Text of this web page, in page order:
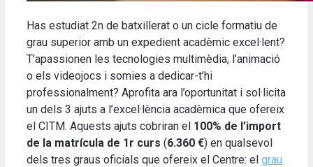
Has estudiat 2n de batxillerat o un cicle formatiu de
grau superior amb un expedient acadèmic excel·lent?
T’apassionen les tecnologies multimèdia, l’animació
o els videojocs i somies a dedicar-t’hi
professionalment? Aprofita ara l’oportunitat i sol·licita
un dels 3 ajuts a l’excel·lència acadèmica que ofereix
el CITM. Aquests ajuts cobriran el 100% de l’import
de la matrícula de 1r curs (6.360 €) en qualsevol
dels tres graus oficials que ofereix el Centre: el grau